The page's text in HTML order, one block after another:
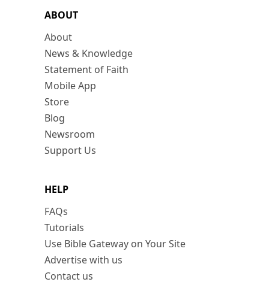
ABOUT
About
News & Knowledge
Statement of Faith
Mobile App
Store
Blog
Newsroom
Support Us
HELP
FAQs
Tutorials
Use Bible Gateway on Your Site
Advertise with us
Contact us